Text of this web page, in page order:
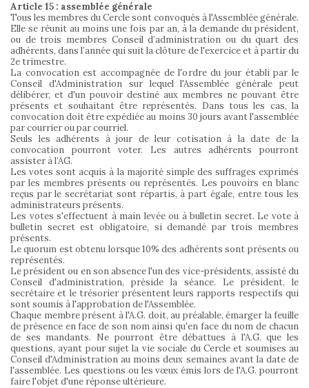
Article 15 : assemblée générale
Tous les membres du Cercle sont convoqués à l'Assemblée générale.
Elle se réunit au moins une fois par an, à la demande du président,
ou de trois membres Conseil d’administration ou du quart des
adhérents, dans l’année qui suit la clôture de l'exercice et à partir du
2e trimestre.
La convocation est accompagnée de l'ordre du jour établi par le
Conseil d'Administration sur lequel l'Assemblée générale peut
délibérer, et d'un pouvoir destiné aux membres ne pouvant être
présents et souhaitant être représentés. Dans tous les cas, la
convocation doit être expédiée au moins 30 jours avant l'assemblée
par courrier ou par courriel.
Seuls les adhérents à jour de leur cotisation à la date de la
convocation pourront voter. Les autres adhérents pourront
assister à l’AG.
Les votes sont acquis à la majorité simple des suffrages exprimés
par les membres présents ou représentés. Les pouvoirs en blanc
reçus par le secrétariat sont répartis, à part égale, entre tous les
administrateurs présents.
Les votes s'effectuent à main levée ou à bulletin secret. Le vote à
bulletin secret est obligatoire, si demandé par trois membres
présents.
Le quorum est obtenu lorsque 10% des adhérents sont présents ou
représentés.
Le président ou en son absence l'un des vice-présidents, assisté du
Conseil d'administration, préside la séance. Le président, le
secrétaire et le trésorier présentent leurs rapports respectifs qui
sont soumis à l'approbation de l'Assemblée.
Chaque membre présent à l'A.G. doit, au préalable, émarger la feuille
de présence en face de son nom ainsi qu'en face du nom de chacun
de ses mandants. Ne pourront être débattues à l'A.G. que les
questions, ayant pour sujet la vie sociale du Cercle et soumises au
Conseil d'Administration au moins deux semaines avant la date de
l'assemblée. Les questions ou les vœux émis lors de l'A.G. pourront
faire l'objet d'une réponse ultérieure.